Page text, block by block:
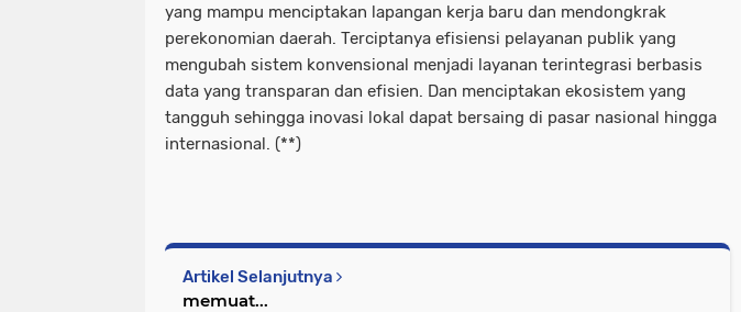
yang mampu menciptakan lapangan kerja baru dan mendongkrak
perekonomian daerah. Terciptanya efisiensi pelayanan publik yang
mengubah sistem konvensional menjadi layanan terintegrasi berbasis
data yang transparan dan efisien. Dan menciptakan ekosistem yang
tangguh sehingga inovasi lokal dapat bersaing di pasar nasional hingga
internasional. (**)
Artikel Selanjutnya
memuat...